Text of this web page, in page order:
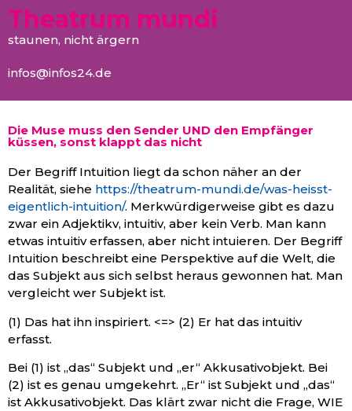
Theatrum mundi
staunen, nicht ärgern
infos@infos24.de
Die Muse muss den Sender UND den Empfänger
küssen, sonst klappt das nicht
Der Begriff Intuition liegt da schon näher an der
Realität, siehe https://theatrum-mundi.de/was-heisst-
eigentlich-intuition/. Merkwürdigerweise gibt es dazu
zwar ein Adjektikv, intuitiv, aber kein Verb. Man kann
etwas intuitiv erfassen, aber nicht intuieren. Der Begriff
Intuition beschreibt eine Perspektive auf die Welt, die
das Subjekt aus sich selbst heraus gewonnen hat. Man
vergleicht wer Subjekt ist.
(1) Das hat ihn inspiriert. <=> (2) Er hat das intuitiv
erfasst.
Bei (1) ist „das“ Subjekt und „er“ Akkusativobjekt. Bei
(2) ist es genau umgekehrt. „Er“ ist Subjekt und „das“
ist Akkusativobjekt. Das klärt zwar nicht die Frage, WIE